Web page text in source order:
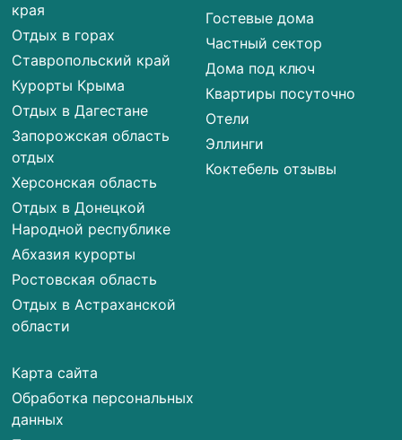
края
Отдых в горах
Ставропольский край
Курорты Крыма
Отдых в Дагестане
Запорожская область
отдых
Херсонская область
Отдых в Донецкой
Народной республике
Абхазия курорты
Ростовская область
Отдых в Астраханской
области
Карта сайта
Обработка персональных
данных
Гостевые дома
Частный сектор
Дома под ключ
Квартиры посуточно
Отели
Эллинги
Коктебель отзывы